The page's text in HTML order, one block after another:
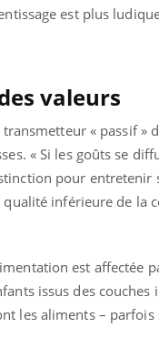
est plus
valeurs
« passif »
« Si les goûts se
pour
inférieure de la
est affectée
issus des
les aliments –